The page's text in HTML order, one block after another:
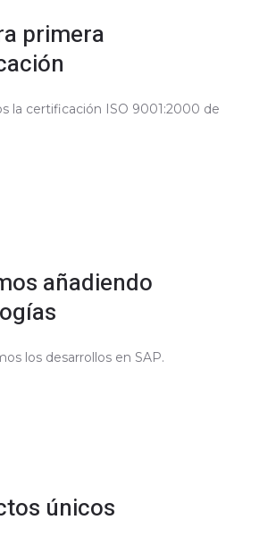
primera
la certificación ISO 9001:2000 de
añadiendo
los desarrollos en SAP.
únicos